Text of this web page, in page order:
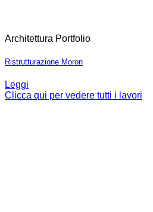
Architettura Portfolio
Ristrutturazione Moron
Leggi
Clicca qui per vedere tutti i lavori